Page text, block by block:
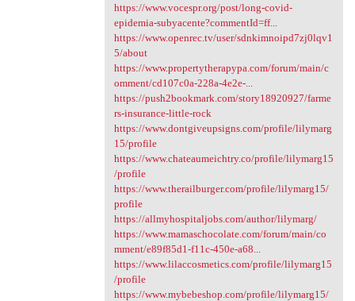
https://www.vocespr.org/post/long-covid-
epidemia-subyacente?commentId=ff...
https://www.openrec.tv/user/sdnkimnoipd7zj0lqv1
5/about
https://www.propertytherapypa.com/forum/main/c
omment/cd107c0a-228a-4e2e-...
https://push2bookmark.com/story18920927/farme
rs-insurance-little-rock
https://www.dontgiveupsigns.com/profile/lilymarg
15/profile
https://www.chateaumeichtry.co/profile/lilymarg15
/profile
https://www.therailburger.com/profile/lilymarg15/
profile
https://allmyhospitaljobs.com/author/lilymarg/
https://www.mamaschocolate.com/forum/main/co
mment/e89f85d1-f11c-450e-a68...
https://www.lilaccosmetics.com/profile/lilymarg15
/profile
https://www.mybebeshop.com/profile/lilymarg15/